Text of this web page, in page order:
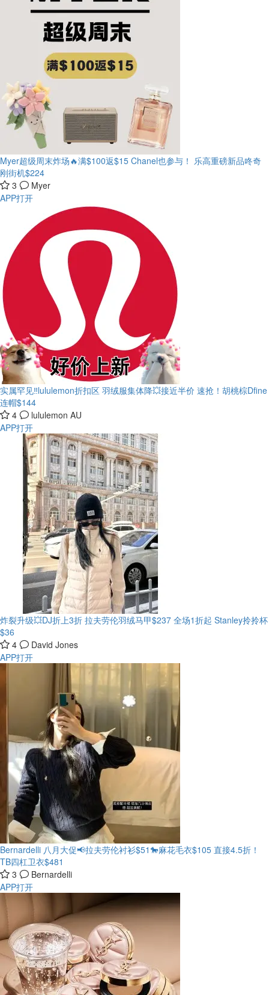
Myer超级周末炸场🔥满$100返$15 Chanel也参与！ 乐高重磅新品咚奇
刚街机$224
3
Myer
APP打开
实属罕见‼️lululemon折扣区 羽绒服集体降💥接近半价 速抢！胡桃棕Dfine
连帽$144
4
lululemon AU
APP打开
炸裂升级💥DJ折上3折 拉夫劳伦羽绒马甲$237 全场1折起 Stanley拎拎杯
$36
4
David Jones
APP打开
Bernardelli 八月大促📢拉夫劳伦衬衫$51🐎麻花毛衣$105 直接4.5折！
TB四杠卫衣$481
3
Bernardelli
APP打开